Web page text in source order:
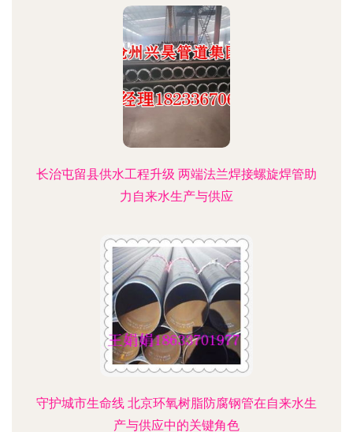
长治屯留县供水工程升级 两端法兰焊接螺旋焊管助
力自来水生产与供应
守护城市生命线 北京环氧树脂防腐钢管在自来水生
产与供应中的关键角色